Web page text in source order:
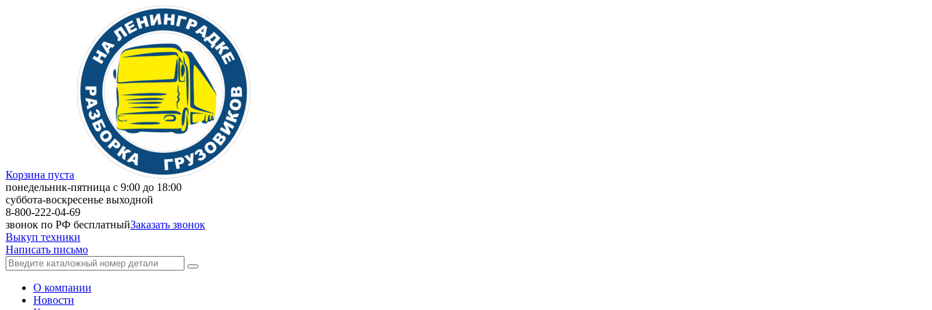
Корзина пуста
понедельник-пятница с 9:00 до 18:00
суббота-воскресенье выходной
8-800-222-04-69
звонок по РФ бесплатныйЗаказать звонок
Выкуп техники
Написать письмо
О компании
Новости